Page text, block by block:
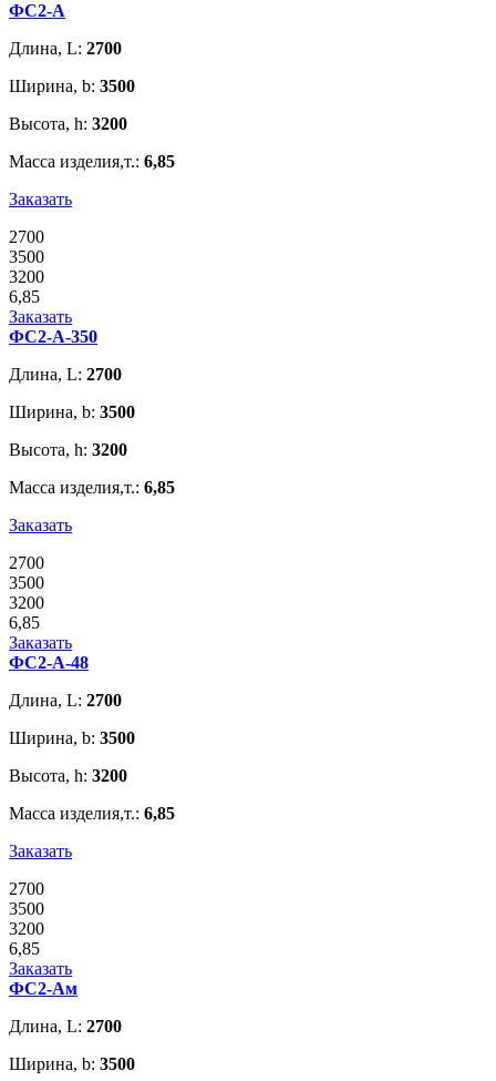
ФС2-А
Длина, L: 2700
Ширина, b: 3500
Высота, h: 3200
Масса изделия,т.: 6,85
Заказать
2700
3500
3200
6,85
Заказать
ФС2-А-350
Длина, L: 2700
Ширина, b: 3500
Высота, h: 3200
Масса изделия,т.: 6,85
Заказать
2700
3500
3200
6,85
Заказать
ФС2-А-48
Длина, L: 2700
Ширина, b: 3500
Высота, h: 3200
Масса изделия,т.: 6,85
Заказать
2700
3500
3200
6,85
Заказать
ФС2-Ам
Длина, L: 2700
Ширина, b: 3500